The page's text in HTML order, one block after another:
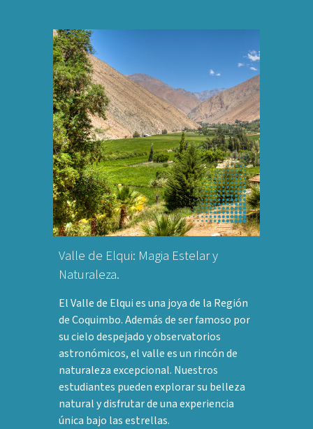
Valle de Elqui: Magia Estelar y
Naturaleza.
El Valle de Elqui es una joya de la Región
de Coquimbo. Además de ser famoso por
su cielo despejado y observatorios
astronómicos, el valle es un rincón de
naturaleza excepcional. Nuestros
estudiantes pueden explorar su belleza
natural y disfrutar de una experiencia
única bajo las estrellas.